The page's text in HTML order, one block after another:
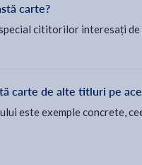
carte?
cititorilor interesați
carte de alte titluri pe
este exemple concrete,